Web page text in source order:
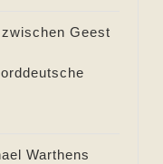
Geest
Warthens